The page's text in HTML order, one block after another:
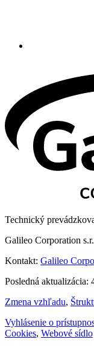
Technický
Galileo Corporation
Kontakt: Galileo
Posledná aktualizácia:
Zmena vzhľadu,
Vyhlásenie o
Cookies, Webové sídlo